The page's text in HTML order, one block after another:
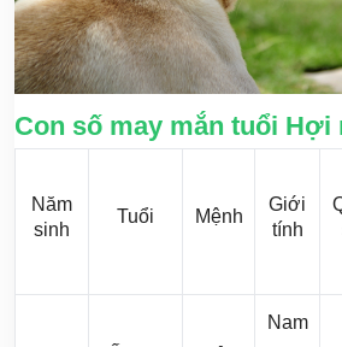
Con số may mắn tuổi Hợi
Năm
sinh
Tuổi Mệnh
Giới
tính
Nam